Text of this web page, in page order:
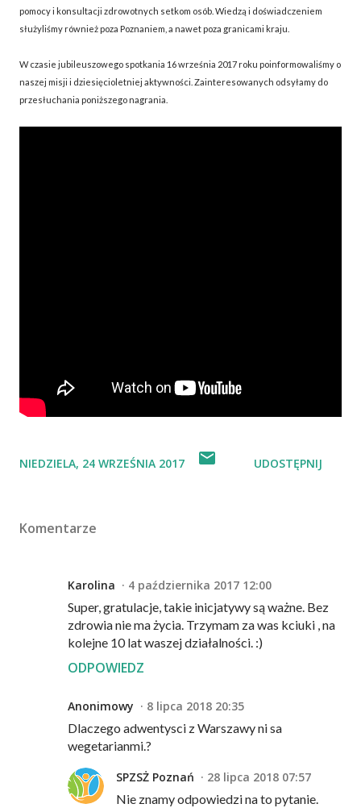
pomocy i konsultacji zdrowotnych setkom osób. Wiedzą i doświadczeniem
służyliśmy również poza Poznaniem, a nawet poza granicami kraju.
W czasie jubileuszowego spotkania 16 września 2017 roku poinformowaliśmy o
naszej misji i dziesięcioletniej aktywności. Zainteresowanych odsyłamy do
przesłuchania poniższego nagrania.
NIEDZIELA, 24 WRZEŚNIA 2017 UDOSTĘPNIJ
Komentarze
Karolina
4 października 2017 12:00
Super, gratulacje, takie inicjatywy są ważne. Bez
zdrowia nie ma życia. Trzymam za was kciuki , na
kolejne 10 lat waszej działalności. :)
ODPOWIEDZ
Anonimowy
8 lipca 2018 20:35
Dlaczego adwentysci z Warszawy ni sa
wegetarianmi.?
SPZSŻ Poznań
28 lipca 2018 07:57
Nie znamy odpowiedzi na to pytanie.